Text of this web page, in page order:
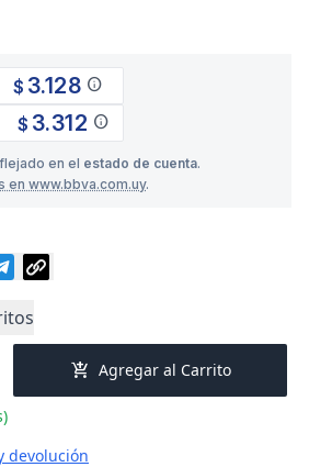
$ 3.128 info
$ 3.312 info
en el estado de cuenta.
en www.bbva.com.uy.
add_shopping_cart Agregar al Carrito
devolución